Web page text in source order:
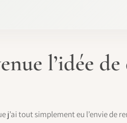
l’idée
j’ai tout simplement eu l’envie de